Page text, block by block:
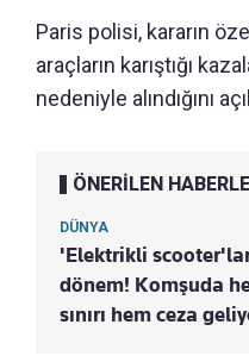
Paris polisi, kararın
araçların karıştığı
nedeniyle alındığını
ÖNERİLEN
DÜNYA
'Elektrikli
dönem! Komşuda
sınırı hem ceza